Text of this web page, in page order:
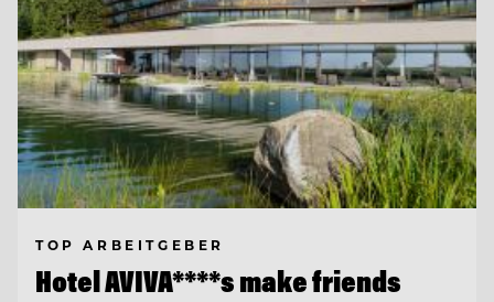
TOP ARBEITGEBER
Hotel AVIVA****s make friends